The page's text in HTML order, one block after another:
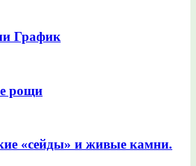
График
рощи
«сейды» и живые камни.